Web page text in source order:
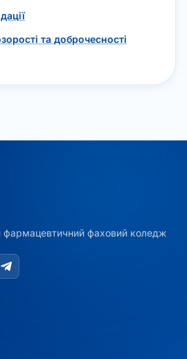
та доброчесності
фаховий коледж